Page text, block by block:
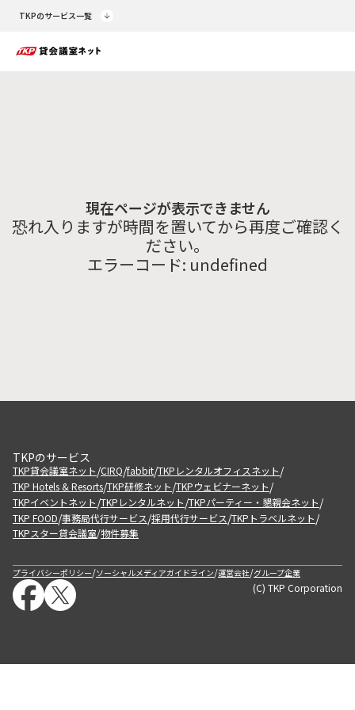
TKPのサービス一覧
現在ページが表示できません
恐れ入りますが時間を置いてから再度ご確認く
ださい。
エラーコード: undefined
TKPのサービス
TKP貸会議室ネット/CIRQ/fabbit/TKPレンタルオフィスネット/
TKP Hotels & Resorts/TKP研修ネット/TKPウェビナーネット/
TKPイベントネット/TKPレンタルネット/TKPパーティー・懇親会ネット/
TKP FOOD/事務局代行サービス/採用代行サービス/TKPトラベルネット/
TKPスター貸会議室/物件募集
プライバシーポリシー/ソーシャルメディアガイドライン/運営会社/グループ企業
(C) TKP Corporation